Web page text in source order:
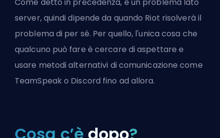
Come detto in precedenza, è un problema lato
server, quindi dipende da quando Riot risolverà il
problema di per sé. Per quello, l'unica cosa che
qualcuno può fare è cercare di aspettare e
usare metodi alternativi di comunicazione come
TeamSpeak o Discord fino ad allora.